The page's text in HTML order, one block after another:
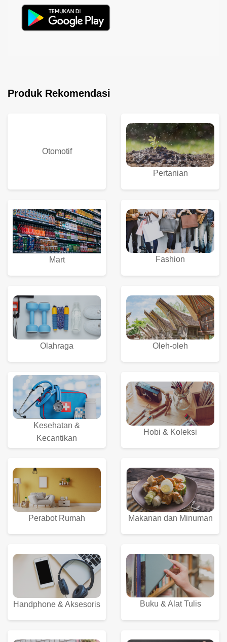
Produk Rekomendasi
Otomotif
Pertanian
Mart Fashion
Olahraga Oleh-oleh
Kesehatan &
Kecantikan
Hobi & Koleksi
Perabot Rumah Makanan dan Minuman
Handphone & Aksesoris Buku & Alat Tulis